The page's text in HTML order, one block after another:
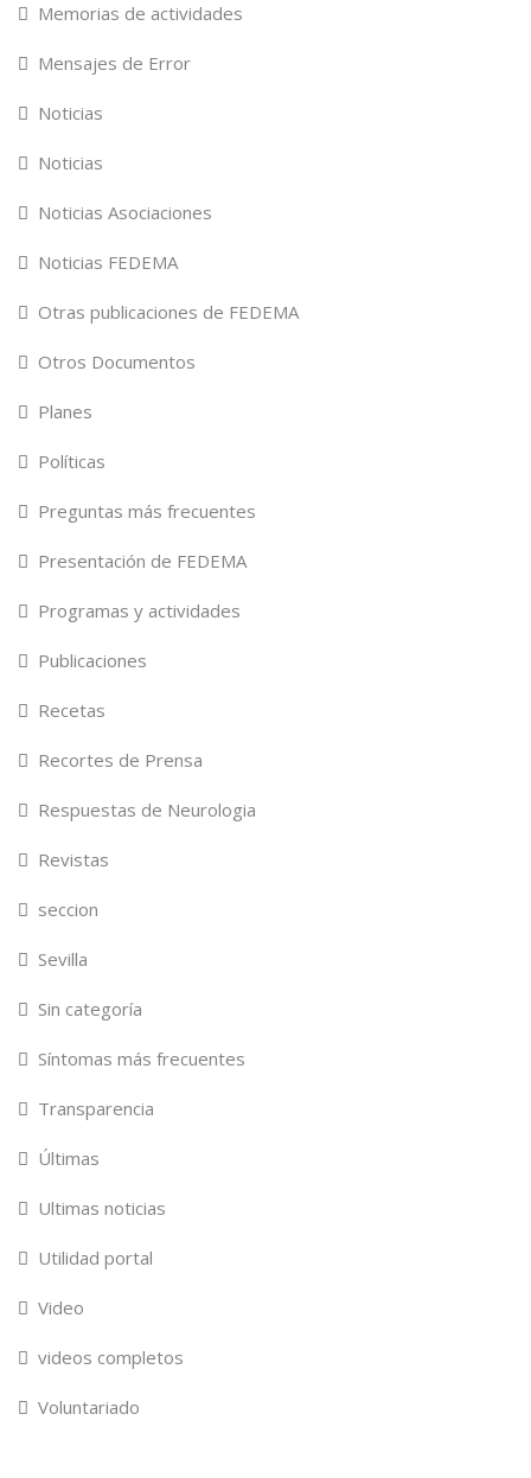
Memorias de actividades
Mensajes de Error
Noticias
Noticias
Noticias Asociaciones
Noticias FEDEMA
Otras publicaciones de FEDEMA
Otros Documentos
Planes
Políticas
Preguntas más frecuentes
Presentación de FEDEMA
Programas y actividades
Publicaciones
Recetas
Recortes de Prensa
Respuestas de Neurologia
Revistas
seccion
Sevilla
Sin categoría
Síntomas más frecuentes
Transparencia
Últimas
Ultimas noticias
Utilidad portal
Video
videos completos
Voluntariado